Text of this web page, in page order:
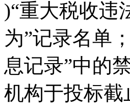
)“重大税收违
为”记录名单
息记录”中的
机构于投标截